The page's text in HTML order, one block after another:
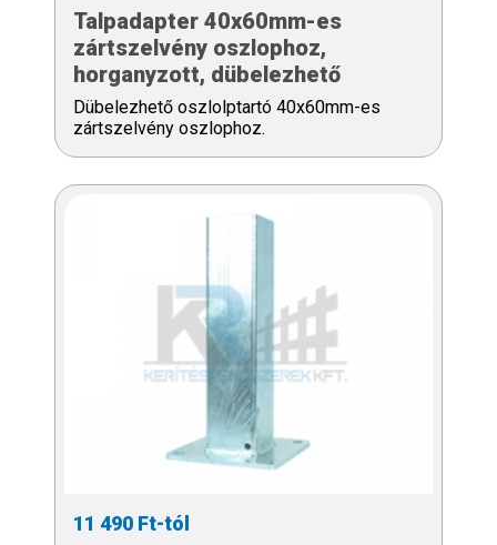
Talpadapter 40x60mm-es
zártszelvény oszlophoz,
horganyzott, dübelezhető
Dübelezhető oszlolptartó 40x60mm-es
zártszelvény oszlophoz.
11 490 Ft-tól